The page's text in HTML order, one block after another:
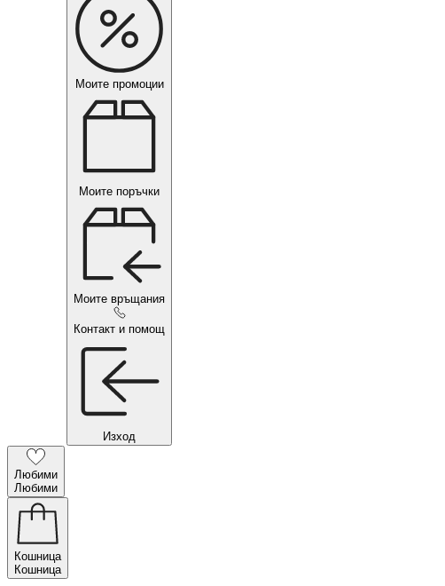
Моите промоции
Моите поръчки
Моите връщания
Контакт и помощ
Изход
Любими
Любими
Кошница
Кошница